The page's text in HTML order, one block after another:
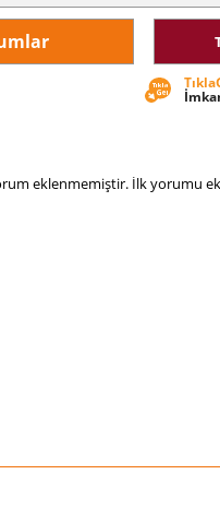
ve gençlik dönemlerinden
ve umutsuzluğu, hem de
olması bakımından
eklenmemiştir. İlk yorumu